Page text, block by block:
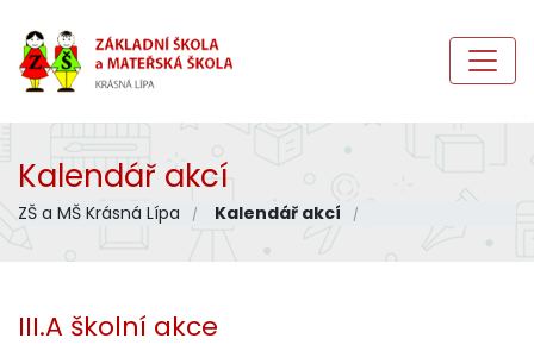
Kalendář akcí
ZŠ a MŠ Krásná Lípa Kalendář akcí
III.A školní akce